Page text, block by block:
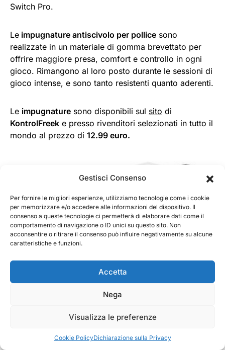
Gestisci Consenso
Per fornire le migliori esperienze, utilizziamo tecnologie come i cookie
per memorizzare e/o accedere alle informazioni del dispositivo. Il
consenso a queste tecnologie ci permetterà di elaborare dati come il
comportamento di navigazione o ID unici su questo sito. Non
acconsentire o ritirare il consenso può influire negativamente su alcune
caratteristiche e funzioni.
Accetta
Nega
Visualizza le preferenze
Cookie PolicyDichiarazione sulla Privacy
Switch Pro.
Le impugnature antiscivolo per pollice sono
realizzate in un materiale di gomma brevettato per
offrire maggiore presa, comfort e controllo in ogni
gioco. Rimangono al loro posto durante le sessioni di
gioco intense, e sono tanto resistenti quanto aderenti.
Le impugnature sono disponibili sul sito di
KontrolFreek e presso rivenditori selezionati in tutto il
mondo al prezzo di 12.99 euro.